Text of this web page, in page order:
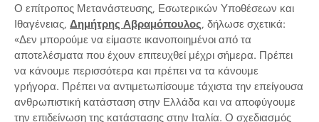
Ο επίτροπος Μετανάστευσης, Εσωτερικών Υποθέσεων και
Ιθαγένειας, Δημήτρης Αβραμόπουλος, δήλωσε σχετικά:
«Δεν μπορούμε να είμαστε ικανοποιημένοι από τα
αποτελέσματα που έχουν επιτευχθεί μέχρι σήμερα. Πρέπει
να κάνουμε περισσότερα και πρέπει να τα κάνουμε
γρήγορα. Πρέπει να αντιμετωπίσουμε τάχιστα την επείγουσα
ανθρωπιστική κατάσταση στην Ελλάδα και να αποφύγουμε
την επιδείνωση της κατάστασης στην Ιταλία. Ο σχεδιασμός